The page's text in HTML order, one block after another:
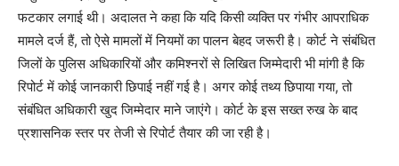
फटकार लगाई थी। अदालत ने कहा कि यदि किसी व्यक्ति पर गंभीर आपराधिक
मामले दर्ज हैं, तो ऐसे मामलों में नियमों का पालन बेहद जरूरी है। कोर्ट ने संबंधित
जिलों के पुलिस अधिकारियों और कमिश्नरों से लिखित जिम्मेदारी भी मांगी है कि
रिपोर्ट में कोई जानकारी छिपाई नहीं गई है। अगर कोई तथ्य छिपाया गया, तो
संबंधित अधिकारी खुद जिम्मेदार माने जाएंगे। कोर्ट के इस सख्त रुख के बाद
प्रशासनिक स्तर पर तेजी से रिपोर्ट तैयार की जा रही है।